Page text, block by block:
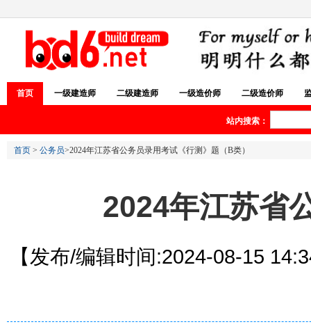
首页 一级建造师 二级建造师 一级造价师 二级造价师
站内搜索：
首页 > 公务员>2024年江苏省公务员录用考试《行测》题（B类）
2024年江苏省
【发布/编辑时间:2024-08-15